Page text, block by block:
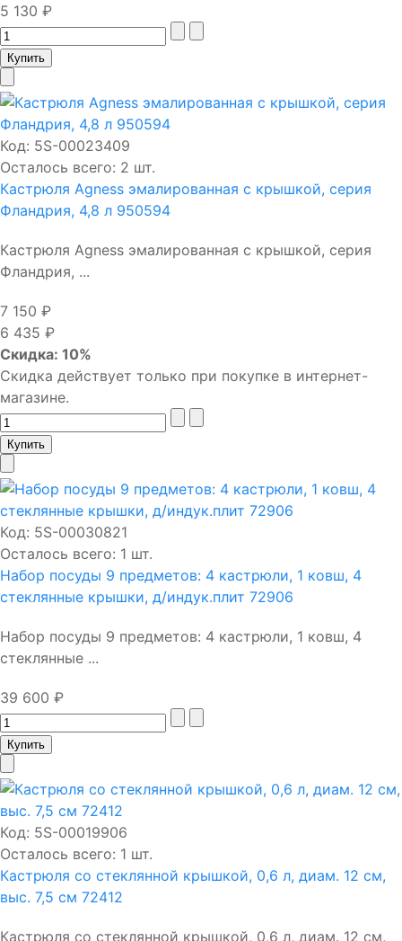
5 130 ₽
Код: 5S-00023409
Осталось всего: 2 шт.
Кастрюля Agness эмалированная с крышкой, серия
Фландрия, 4,8 л 950594
Кастрюля Agness эмалированная с крышкой, серия
Фландрия, ...
7 150 ₽
6 435 ₽
Скидка: 10%
Скидка действует только при покупке в интернет-
магазине.
Код: 5S-00030821
Осталось всего: 1 шт.
Набор посуды 9 предметов: 4 кастрюли, 1 ковш, 4
стеклянные крышки, д/индук.плит 72906
Набор посуды 9 предметов: 4 кастрюли, 1 ковш, 4
стеклянные ...
39 600 ₽
Код: 5S-00019906
Осталось всего: 1 шт.
Кастрюля со стеклянной крышкой, 0,6 л, диам. 12 см,
выс. 7,5 см 72412
Кастрюля со стеклянной крышкой, 0,6 л, диам. 12 см,